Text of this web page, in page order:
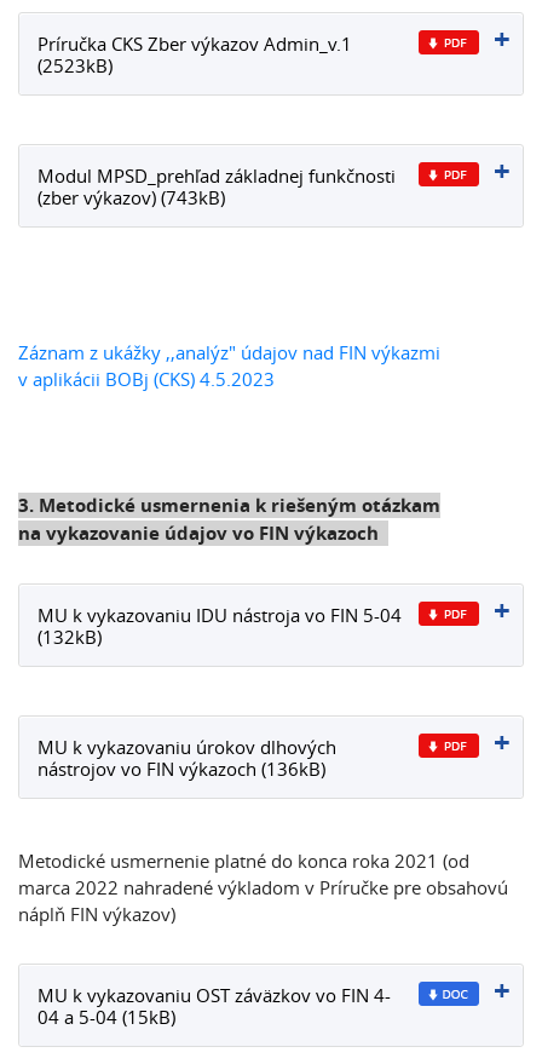
Príručka CKS Zber výkazov Admin_v.1
(2523kB)
Modul MPSD_prehľad základnej funkčnosti
(zber výkazov) (743kB)
Záznam z ukážky ,,analýz" údajov nad FIN výkazmi
v aplikácii BOBj (CKS) 4.5.2023
3. Metodické usmernenia k riešeným otázkam
na vykazovanie údajov vo FIN výkazoch
MU k vykazovaniu IDU nástroja vo FIN 5-04
(132kB)
MU k vykazovaniu úrokov dlhových
nástrojov vo FIN výkazoch (136kB)
Metodické usmernenie platné do konca roka 2021 (od
marca 2022 nahradené výkladom v Príručke pre obsahovú
náplň FIN výkazov)
MU k vykazovaniu OST záväzkov vo FIN 4-
04 a 5-04 (15kB)